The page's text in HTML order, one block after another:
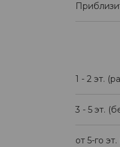
1 - 2 эт.
3 - 5 эт.
от 5-го